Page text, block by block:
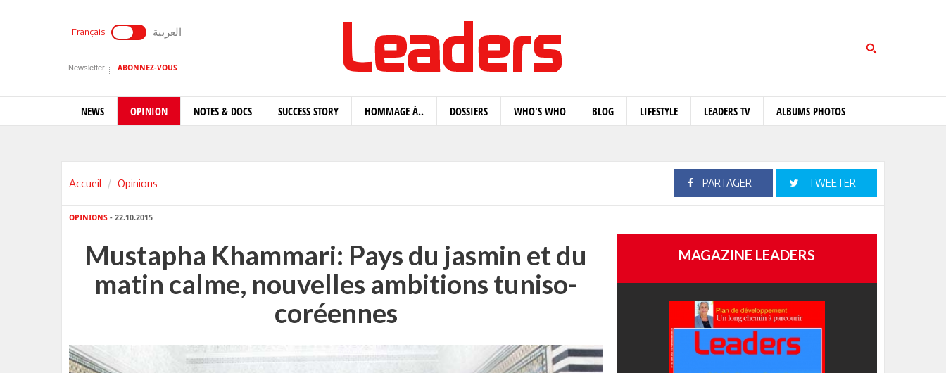
Français العربية
Newsletter ABONNEZ-VOUS
NEWS OPINION NOTES & DOCS SUCCESS STORY HOMMAGE À.. DOSSIERS WHO'S WHO BLOG LIFESTYLE LEADERS TV ALBUMS PHOTOS
Accueil Opinions PARTAGER TWEETER
OPINIONS - 22.10.2015
Mustapha Khammari: Pays du jasmin et du
matin calme, nouvelles ambitions tuniso-
coréennes
MAGAZINE LEADERS